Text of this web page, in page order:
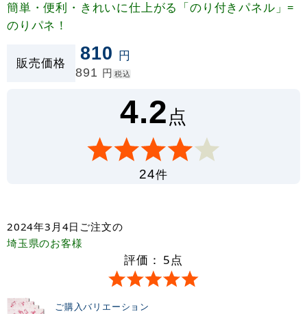
簡単・便利・きれいに仕上がる「のり付きパネル」=
のりパネ！
販売価格 810 円
891 円 税込
4.2点
24件
2024年3月4日 ご注文の
埼玉県のお客様
評価： 5点
ご購入バリエーション